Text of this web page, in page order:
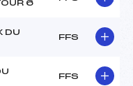
6
DU
FFS
FFS